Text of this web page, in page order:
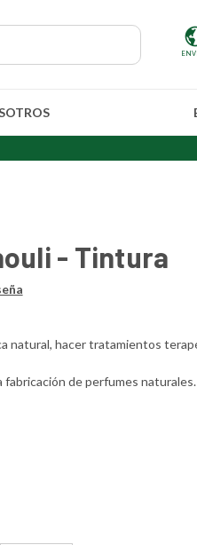
- Tintura
natural, hacer tratamientos
fabricación de perfumes naturales.